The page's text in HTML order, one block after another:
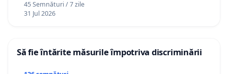
12 ani
45 Semnături / 7 zile
31 Jul 2026
Să fie întărite măsurile împotriva discriminării